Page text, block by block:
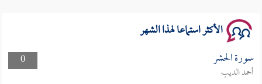
الأكثر استماعا لهذا الشهر
0 سورة الحشر
أحمد الديب